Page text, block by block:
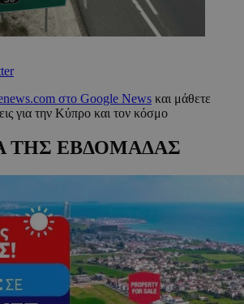
στο Google News και μάθετε
για την Κύπρο και τον κόσμο
ΤΗΣ ΕΒΔΟΜΑΔΑΣ